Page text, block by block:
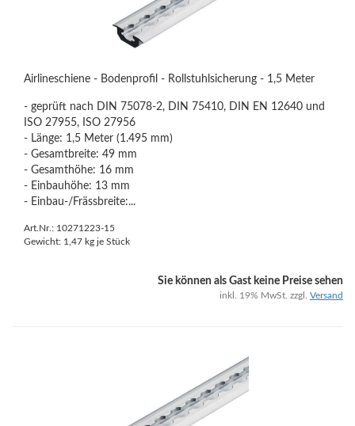
Airlineschiene - Bodenprofil - Rollstuhlsicherung - 1,5 Meter
- geprüft nach DIN 75078-2, DIN 75410, DIN EN 12640 und
ISO 27955, ISO 27956
- Länge: 1,5 Meter (1.495 mm)
- Gesamtbreite: 49 mm
- Gesamthöhe: 16 mm
- Einbauhöhe: 13 mm
- Einbau-/Frässbreite:...
Art.Nr.: 10271223-15
Gewicht: 1,47 kg je Stück
Sie können als Gast keine Preise sehen
inkl. 19% MwSt. zzgl. Versand